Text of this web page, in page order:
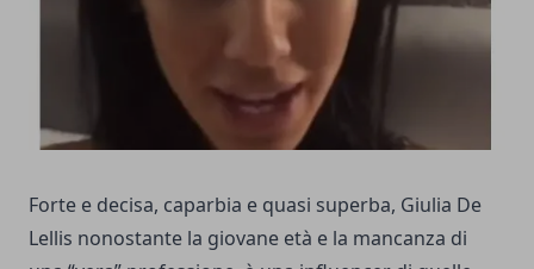
Forte e decisa, caparbia e quasi superba, Giulia De
Lellis nonostante la giovane età e la mancanza di